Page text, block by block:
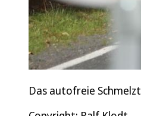
Das autofreie